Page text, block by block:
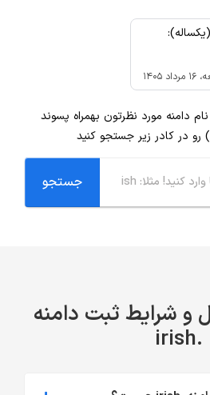
دامنه مورد نظرتون بهمراه پسوند
و شرایط ثبت دامنه
.irish